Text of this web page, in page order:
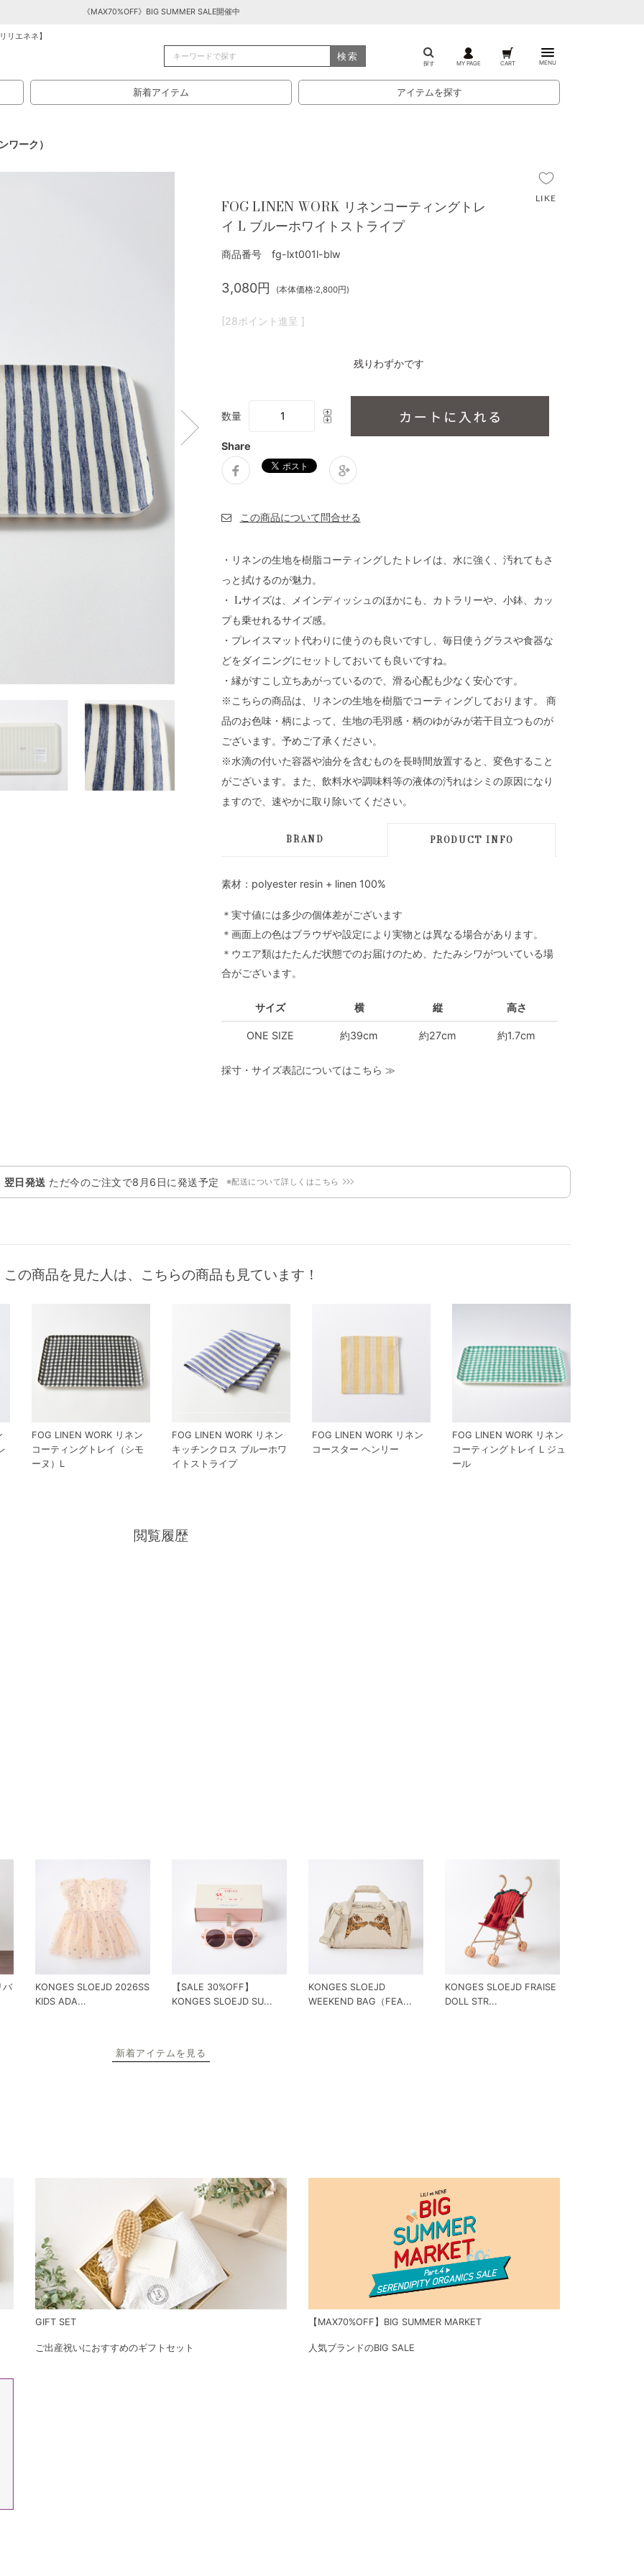
《MAX70%OFF》BIG SUMMER SALE開催中
リエネネ】
検索
探す MY PAGE CART MENU
新着アイテム アイテムを探す
ーク）
FOG LINEN WORK リネンコーティングトレ
イ L ブルーホワイトストライプ
商品番号 fg-lxt001l-blw
3,080円 (本体価格:2,800円)
[28ポイント進呈 ]
残りわずかです
数量
Share
・リネンの生地を樹脂コーティングしたトレイは、水に強く、汚れてもさ
っと拭けるのが魅力。
・ Lサイズは、メインディッシュのほかにも、カトラリーや、小鉢、カッ
プも乗せれるサイズ感。
・プレイスマット代わりに使うのも良いですし、毎日使うグラスや食器な
どをダイニングにセットしておいても良いですね。
・縁がすこし立ちあがっているので、滑る心配も少なく安心です。
※こちらの商品は、リネンの生地を樹脂でコーティングしております。 商
品のお色味・柄によって、生地の毛羽感・柄のゆがみが若干目立つものが
ございます。予めご了承ください。
※水滴の付いた容器や油分を含むものを長時間放置すると、変色すること
がございます。また、飲料水や調味料等の液体の汚れはシミの原因になり
ますので、速やかに取り除いてください。
BRAND PRODUCT INFO
素材：polyester resin + linen 100%
＊実寸値には多少の個体差がございます
＊画面上の色はブラウザや設定により実物とは異なる場合があります。
＊ウエア類はたたんだ状態でのお届けのため、たたみシワがついている場
合がございます。
サイズ 横 縦 高さ
ONE SIZE 約39cm 約27cm 約1.7cm
採寸・サイズ表記についてはこちら ≫
翌日発送 ただ今のご注文で8月6日に発送予定 ※配送について詳しくはこちら
この商品を見た人は、こちらの商品も見ています！
FOG LINEN WORK リネン
コーティングトレイ（シモ
ーヌ）L
FOG LINEN WORK リネン
キッチンクロス ブルーホワ
イトストライプ
FOG LINEN WORK リネン
コースター ヘンリー
FOG LINEN WORK リネン
コーティングトレイ L ジュ
ール
閲覧履歴
バ
KONGES SLOEJD 2026SS
KIDS ADA...
【SALE 30%OFF】
KONGES SLOEJD SU...
KONGES SLOEJD
WEEKEND BAG（FEA...
KONGES SLOEJD FRAISE
DOLL STR...
新着アイテムを見る
GIFT SET
ご出産祝いにおすすめのギフトセット
【MAX70%OFF】BIG SUMMER MARKET
人気ブランドのBIG SALE